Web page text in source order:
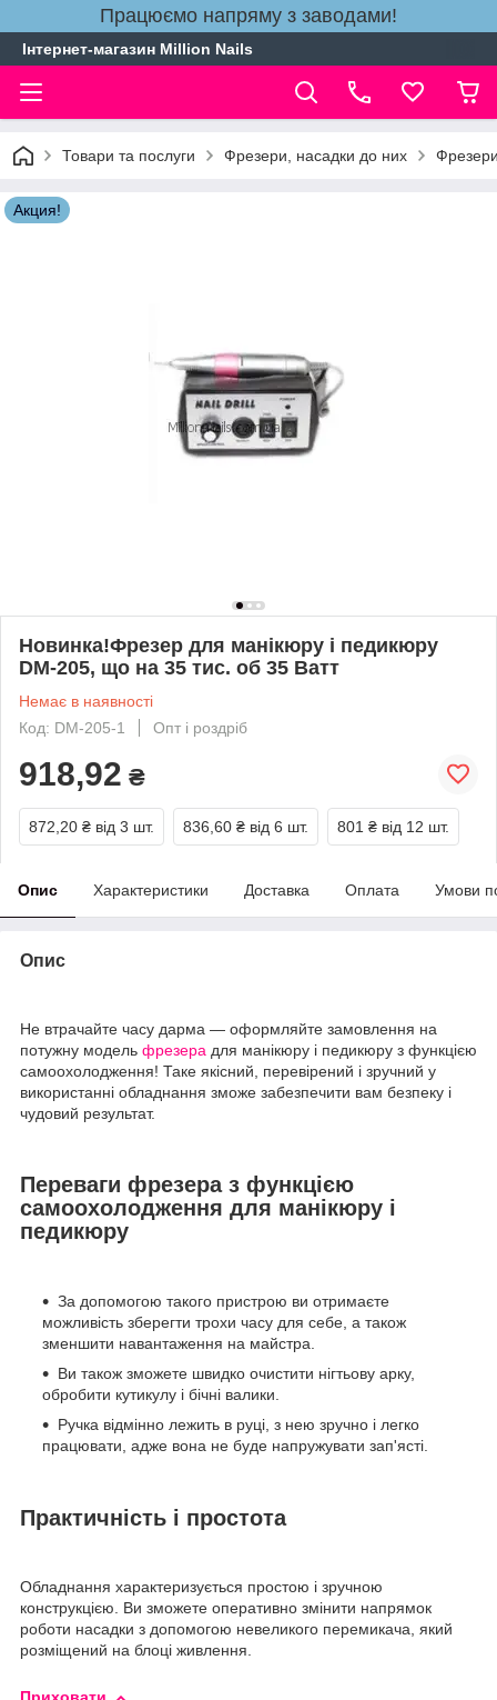
Працюємо напряму з заводами!
Інтернет-магазин Million Nails
Товари та послуги Фрезери, насадки до них Фрезери
Акция!
Новинка!Фрезер для манікюру і педикюру
DM-205, що на 35 тис. об 35 Ватт
Немає в наявності
Код: DM-205-1
Опт і роздріб
918,92 ₴
872,20 ₴ від 3 шт. 836,60 ₴ від 6 шт. 801 ₴ від 12 шт.
Опис Характеристики Доставка Оплата Умови
Опис
Не втрачайте часу дарма — оформляйте замовлення на
потужну модель фрезера для манікюру і педикюру з функцією
самоохолодження! Таке якісний, перевірений і зручний у
використанні обладнання зможе забезпечити вам безпеку і
чудовий результат.
Переваги фрезера з функцією
самоохолодження для манікюру і
педикюру
За допомогою такого пристрою ви отримаєте
можливість зберегти трохи часу для себе, а також
зменшити навантаження на майстра.
Ви також зможете швидко очистити нігтьову арку,
обробити кутикулу і бічні валики.
Ручка відмінно лежить в руці, з нею зручно і легко
працювати, адже вона не буде напружувати зап'ясті.
Практичність і простота
Обладнання характеризується простою і зручною
конструкцією. Ви зможете оперативно змінити напрямок
роботи насадки з допомогою невеликого перемикача, який
розміщений на блоці живлення.